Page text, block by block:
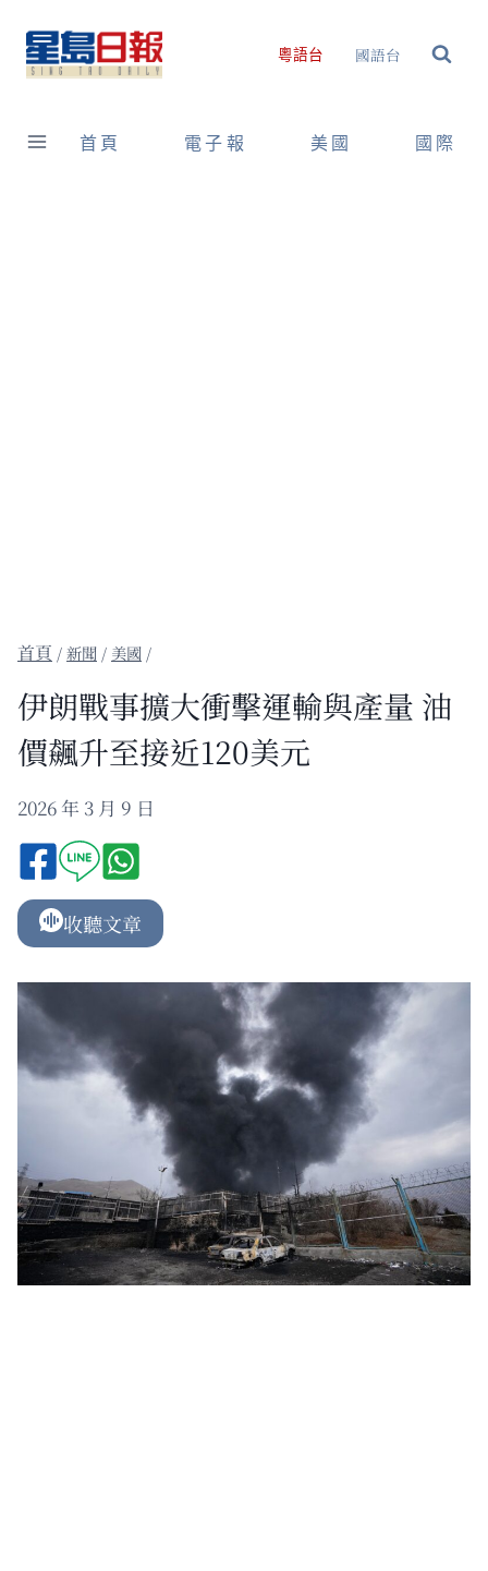
content
粵語台 國語台
首頁 電子報 美國 國際
/新聞 / 美國 /
伊朗戰事擴大衝擊運輸與產量 油
價飆升至接近120美元
2026 年 3 月 9 日
收聽文章